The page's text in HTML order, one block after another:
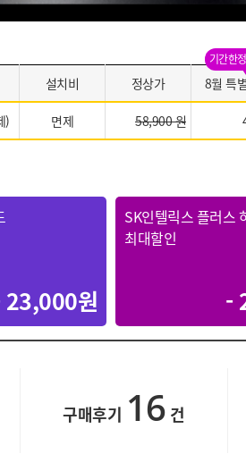
기간한
설치비 정상가 8월 특
) 면제 58,900 원
23,000원
SK인텔릭스 플러스
최대할인
-
구매후기 16 건